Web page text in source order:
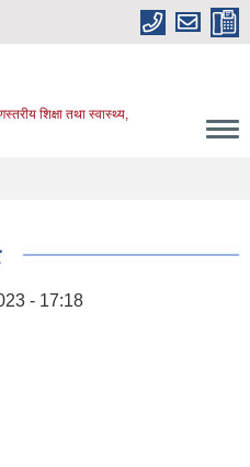
शिक्षा तथा स्वास्थ्य,
- 17:18